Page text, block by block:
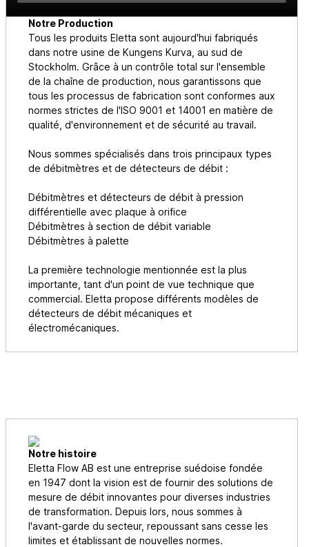
Notre Production
Tous les produits Eletta sont aujourd'hui fabriqués
dans notre usine de Kungens Kurva, au sud de
Stockholm. Grâce à un contrôle total sur l'ensemble
de la chaîne de production, nous garantissons que
tous les processus de fabrication sont conformes aux
normes strictes de l'ISO 9001 et 14001 en matière de
qualité, d'environnement et de sécurité au travail.
Nous sommes spécialisés dans trois principaux types
de débitmètres et de détecteurs de débit :
Débitmètres et détecteurs de débit à pression
différentielle avec plaque à orifice
Débitmètres à section de débit variable
Débitmètres à palette
La première technologie mentionnée est la plus
importante, tant d'un point de vue technique que
commercial. Eletta propose différents modèles de
détecteurs de débit mécaniques et
électromécaniques.
Notre histoire
Eletta Flow AB est une entreprise suédoise fondée
en 1947 dont la vision est de fournir des solutions de
mesure de débit innovantes pour diverses industries
de transformation. Depuis lors, nous sommes à
l'avant-garde du secteur, repoussant sans cesse les
limites et établissant de nouvelles normes.